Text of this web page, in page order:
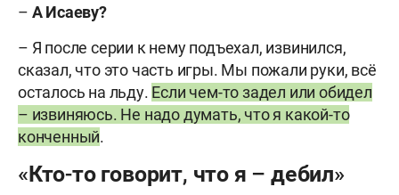
– А Исаеву?
– Я после серии к нему подъехал, извинился,
сказал, что это часть игры. Мы пожали руки, всё
осталось на льду. Если чем-то задел или обидел
– извиняюсь. Не надо думать, что я какой-то
конченный.
«Кто-то говорит, что я – дебил»